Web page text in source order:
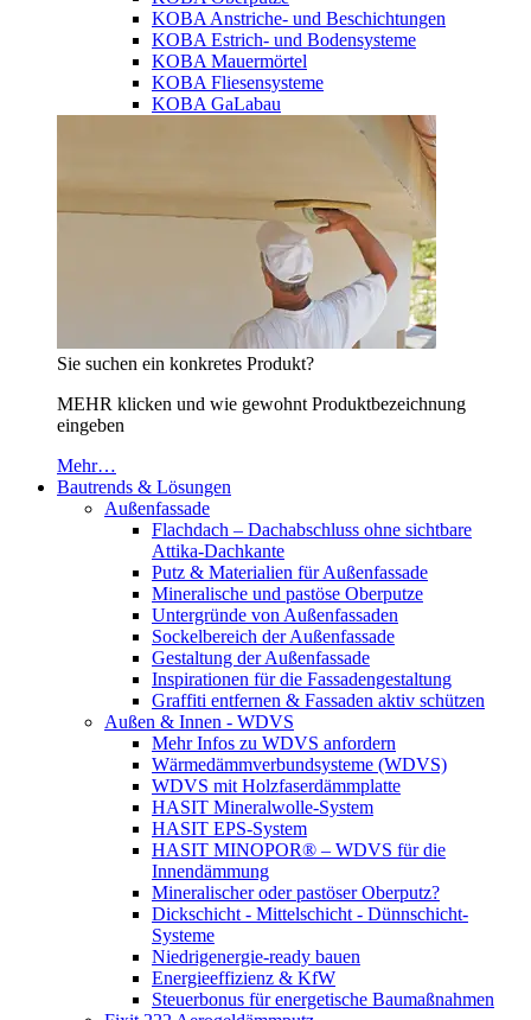
KOBA Anstriche- und Beschichtungen
KOBA Estrich- und Bodensysteme
KOBA Mauermörtel
KOBA Fliesensysteme
KOBA GaLabau
Sie suchen ein konkretes Produkt?
MEHR klicken und wie gewohnt Produktbezeichnung
eingeben
Mehr…
Bautrends & Lösungen
Außenfassade
Flachdach – Dachabschluss ohne sichtbare
Attika-Dachkante
Putz & Materialien für Außenfassade
Mineralische und pastöse Oberputze
Untergründe von Außenfassaden
Sockelbereich der Außenfassade
Gestaltung der Außenfassade
Inspirationen für die Fassadengestaltung
Graffiti entfernen & Fassaden aktiv schützen
Außen & Innen - WDVS
Mehr Infos zu WDVS anfordern
Wärmedämmverbundsysteme (WDVS)
WDVS mit Holzfaserdämmplatte
HASIT Mineralwolle-System
HASIT EPS-System
HASIT MINOPOR® – WDVS für die
Innendämmung
Mineralischer oder pastöser Oberputz?
Dickschicht - Mittelschicht - Dünnschicht-
Systeme
Niedrigenergie-ready bauen
Energieeffizienz & KfW
Steuerbonus für energetische Baumaßnahmen